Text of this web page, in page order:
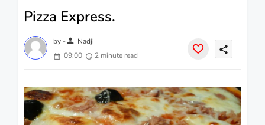
Pizza Express.
by -person Nadji
09:00
2 minute read
share